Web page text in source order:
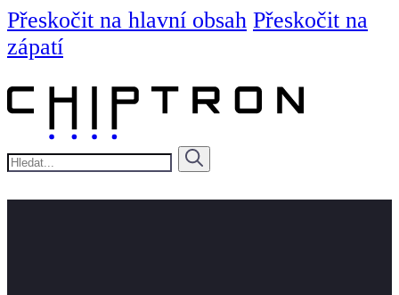
Přeskočit na hlavní obsah Přeskočit na
zápatí
Hledat